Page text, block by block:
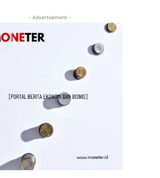
- Advertisement -